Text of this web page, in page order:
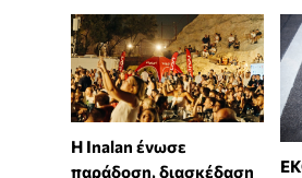
Η Inalan ένωσε
παράδοση, διασκέδαση